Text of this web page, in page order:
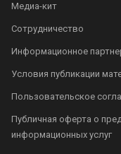
Медиа-кит
Сотрудничество
Информационное
Условия публикации
Пользовательское
Публичная оферта о
информационных услуг